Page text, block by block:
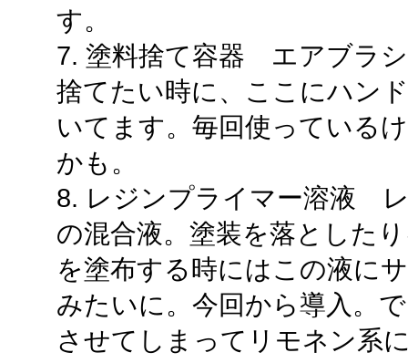
す。
7. 塗料捨て容器 エアブラ
捨てたい時に、ここにハン
いてます。毎回使っている
かも。
8. レジンプライマー溶液
の混合液。塗装を落とした
を塗布する時にはこの液に
みたいに。今回から導入。
させてしまってリモネン系